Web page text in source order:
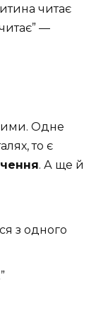
читає
—
Одне
то є
. А ще й
з одного